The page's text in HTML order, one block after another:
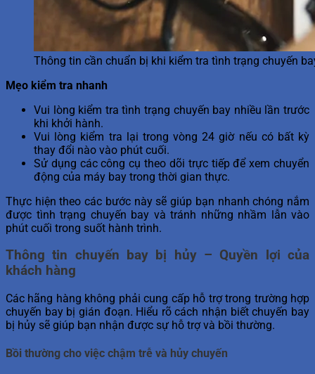
Thông tin cần chuẩn bị khi kiểm tra tình trạng chuyến
Mẹo kiểm tra nhanh
Vui lòng kiểm tra tình trạng chuyến bay nhiều lần trước
khi khởi hành.
Vui lòng kiểm tra lại trong vòng 24 giờ nếu có bất kỳ
thay đổi nào vào phút cuối.
Sử dụng các công cụ theo dõi trực tiếp để xem chuyển
động của máy bay trong thời gian thực.
Thực hiện theo các bước này sẽ giúp bạn nhanh chóng nắm
được tình trạng chuyến bay và tránh những nhầm lẫn vào
phút cuối trong suốt hành trình.
Thông tin chuyến bay bị hủy – Quyền lợi của
khách hàng
Các hãng hàng không phải cung cấp hỗ trợ trong trường hợp
chuyến bay bị gián đoạn. Hiểu rõ cách nhận biết chuyến bay
bị hủy sẽ giúp bạn nhận được sự hỗ trợ và bồi thường.
Bồi thường cho việc chậm trễ và hủy chuyến